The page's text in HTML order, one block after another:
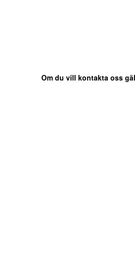
Om du vill kontakta oss